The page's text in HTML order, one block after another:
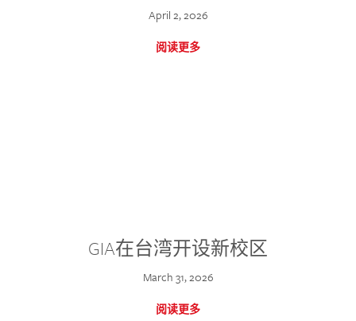
April 2, 2026
阅读更多
GIA在台湾开设新校区
March 31, 2026
阅读更多